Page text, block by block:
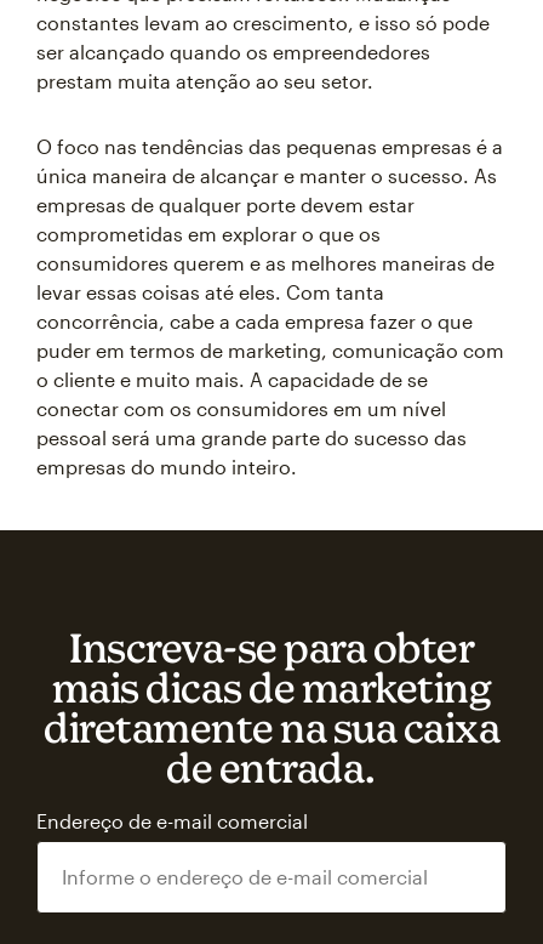
constantes levam ao crescimento, e isso só pode
ser alcançado quando os empreendedores
prestam muita atenção ao seu setor.
O foco nas tendências das pequenas empresas é a
única maneira de alcançar e manter o sucesso. As
empresas de qualquer porte devem estar
comprometidas em explorar o que os
consumidores querem e as melhores maneiras de
levar essas coisas até eles. Com tanta
concorrência, cabe a cada empresa fazer o que
puder em termos de marketing, comunicação com
o cliente e muito mais. A capacidade de se
conectar com os consumidores em um nível
pessoal será uma grande parte do sucesso das
empresas do mundo inteiro.
Inscreva‑se para obter
mais dicas de marketing
diretamente na sua caixa
de entrada.
Endereço de e-mail comercial